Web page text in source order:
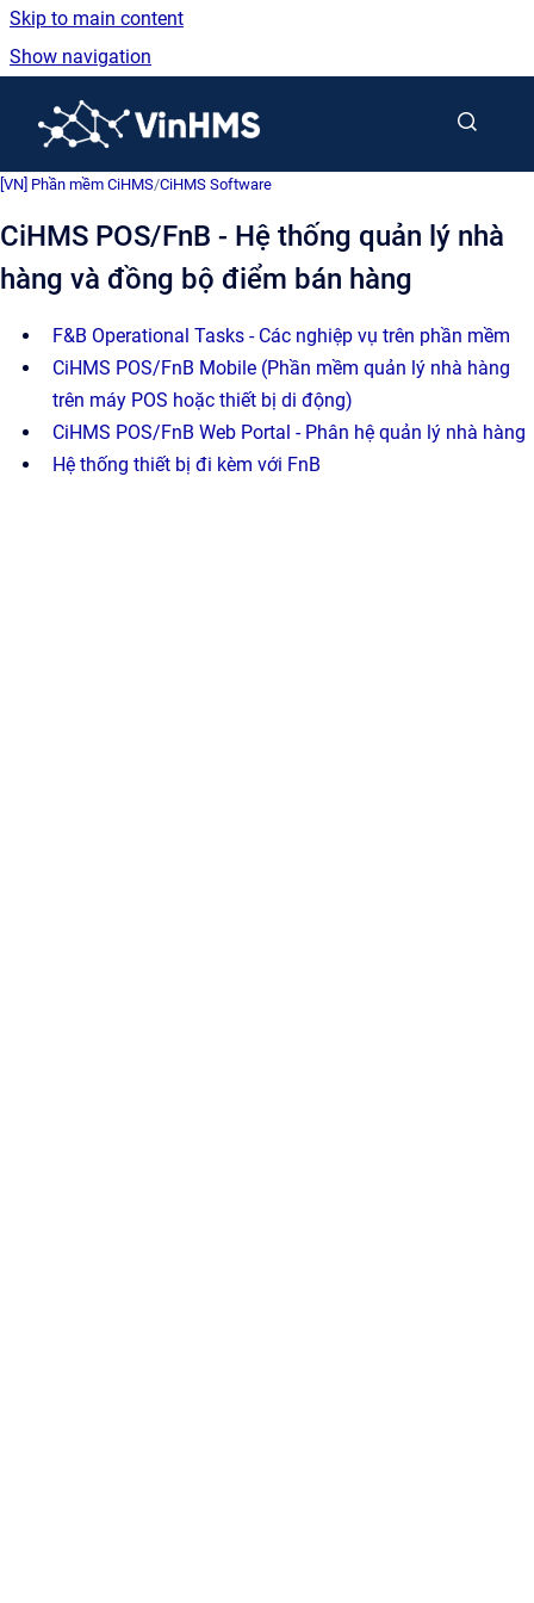
Skip to main content
Show navigation
[VN] Phần mềm CiHMS/CiHMS Software
CiHMS POS/FnB - Hệ thống quản lý nhà
hàng và đồng bộ điểm bán hàng
F&B Operational Tasks - Các nghiệp vụ trên phần mềm
CiHMS POS/FnB Mobile (Phần mềm quản lý nhà hàng
trên máy POS hoặc thiết bị di động)
CiHMS POS/FnB Web Portal - Phân hệ quản lý nhà hàng
Hệ thống thiết bị đi kèm với FnB